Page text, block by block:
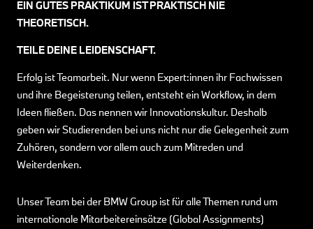
EIN GUTES PRAKTIKUM IST PRAKTISCH NIE
THEORETISCH.
TEILE DEINE LEIDENSCHAFT.
Erfolg ist Teamarbeit. Nur wenn Expert:innen ihr Fachwissen
und ihre Begeisterung teilen, entsteht ein Workflow, in dem
Ideen fließen. Das nennen wir Innovationskultur. Deshalb
geben wir Studierenden bei uns nicht nur die Gelegenheit zum
Zuhören, sondern vor allem auch zum Mitreden und
Weiterdenken.
Unser Team bei der BMW Group ist für alle Themen rund um
internationale Mitarbeitereinsätze (Global Assignments)